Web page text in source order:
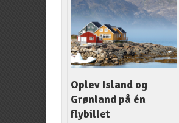
Oplev Island og
Grønland på én
flybillet